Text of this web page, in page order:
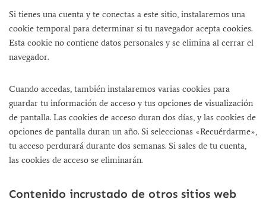
Si tienes una cuenta y te conectas a este sitio, instalaremos una
cookie temporal para determinar si tu navegador acepta cookies.
Esta cookie no contiene datos personales y se elimina al cerrar el
navegador.
Cuando accedas, también instalaremos varias cookies para
guardar tu información de acceso y tus opciones de visualización
de pantalla. Las cookies de acceso duran dos días, y las cookies de
opciones de pantalla duran un año. Si seleccionas «Recuérdarme»,
tu acceso perdurará durante dos semanas. Si sales de tu cuenta,
las cookies de acceso se eliminarán.
Contenido incrustado de otros sitios web